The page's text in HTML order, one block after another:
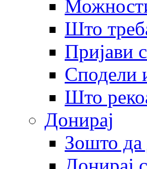
Што
Пријави
Сподели
Што
Донирај
Зошто